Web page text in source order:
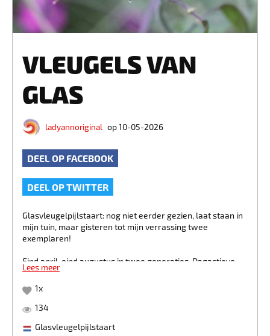
VLEUGELS VAN
GLAS
ladyannoriginal op 10-05-2026
DEEL OP FACEBOOK
DEEL OP TWITTER
Glasvleugelpijlstaart: nog niet eerder gezien, laat staan in
mijn tuin, maar gisteren tot mijn verrassing twee
exemplaren!
Eind april-eind augustus in twee generaties. Dagactieve
nachtvlinder, vliegt overdag bij zonnig weer, met name in
de late ochtend en de vroege middag.
Ze foerageren op buisvormige bloemen van onder andere
echte koekoeksbloem en op vlinderstruik.
Lees meer
1x
134
Glasvleugelpijlstaart